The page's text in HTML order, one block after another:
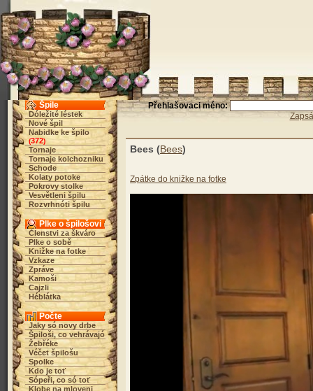
Špile
Dóležité léstek
Nové špil
Nabidke ke špilo
(372)
Tornaje
Tornaje kolchozniku
Schode
Kolaty potoke
Pokrovy stolke
Vesvětleni špilu
Rozvrhnóti špilu
Plke o špilošovi
Členstvi za škváro
Plke o sobě
Knižke na fotke
Vzkaze
Zpráve
Kamoši
Cajzli
Héblátka
Počte
Jaky só novy drbe
Špiloši, co vehrávajó
Žebřéke
Véčet špilošu
Spolke
Kdo je toť
Sópeři, co só toť
Klobe na mloveni
Přehlašovaci méno:
Bees (Bees)
Zpátke do knižke na fotke